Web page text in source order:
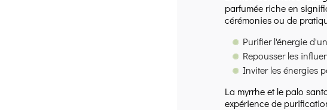
parfumée riche en
cérémonies ou de
Purifier l'énergie
Repousser les
Inviter les énergies
La myrrhe et le palo
expérience de